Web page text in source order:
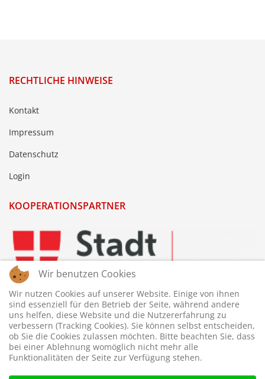
RECHTLICHE HINWEISE
Kontakt
Impressum
Datenschutz
Login
KOOPERATIONSPARTNER
Wir benutzen Cookies
Wir nutzen Cookies auf unserer Website. Einige von ihnen
sind essenziell für den Betrieb der Seite, während andere
uns helfen, diese Website und die Nutzererfahrung zu
verbessern (Tracking Cookies). Sie können selbst entscheiden,
ob Sie die Cookies zulassen möchten. Bitte beachten Sie, dass
bei einer Ablehnung womöglich nicht mehr alle
Funktionalitäten der Seite zur Verfügung stehen.